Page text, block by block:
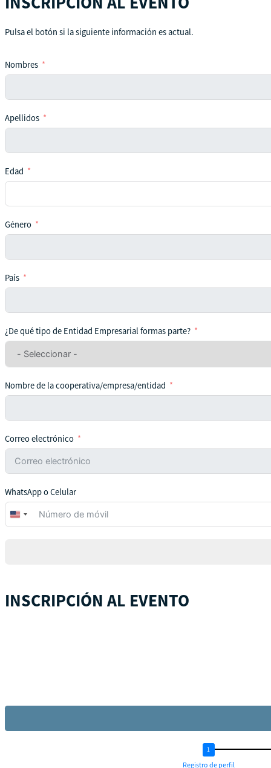
Pulsa el botón si la siguiente información es actual.
Nombres
Apellidos
Edad
Género
País
¿De qué tipo de Entidad Empresarial formas parte?
Nombre de la cooperativa/empresa/entidad
Correo electrónico
WhatsApp o Celular
United
States
INSCRIPCIÓN AL EVENTO
Registro de perfil